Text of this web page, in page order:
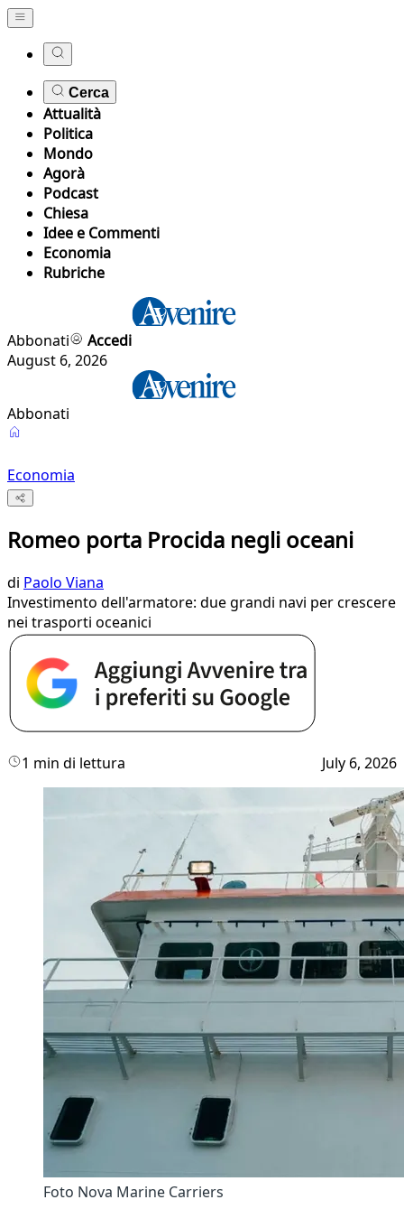
Cerca
Attualità
Politica
Mondo
Agorà
Podcast
Chiesa
Idee e Commenti
Economia
Rubriche
Abbonati
Accedi
August 6, 2026
Abbonati
Economia
Romeo porta Procida negli oceani
di Paolo Viana
Investimento dell'armatore: due grandi navi per crescere
nei trasporti oceanici
1 min di lettura July 6, 2026
Foto Nova Marine Carriers